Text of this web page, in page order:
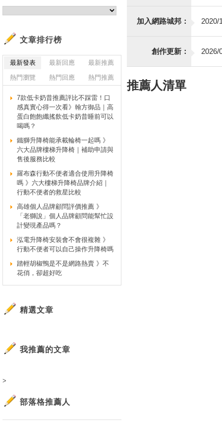
加入網路城邦： 2020/
創作更新： 2026/
推薦人清單
文章排行榜
最新發表 最新回應
最新推薦
熱門瀏覽
熱門回應 熱門推薦
7款低卡奶昔推薦評比不踩雷！口
感真實心得一次看》翰方御品｜高
蛋白飽飽纖搖飲低卡奶昔睡前可以
喝嗎？
鐵獅升降椅能承載輪椅一起嗎 》
六大品牌樓梯升降椅｜補助申請與
售後服務比較
羅布森行動不便者適合使用升降椅
嗎 》六大樓梯升降椅品牌介紹｜
行動不便者的救星比較
高雄個人品牌顧問評價推薦 》
「老獅說」個人品牌顧問能幫忙設
計變現產品嗎？
泓電升降椅安裝會不會很複雜 》
行動不便者可以自己操作升降椅嗎
踏輕胡椒鴨是不是網路熱賣 》不
花俏，卻超好吃
精選文章
我推薦的文章
>
部落格推薦人